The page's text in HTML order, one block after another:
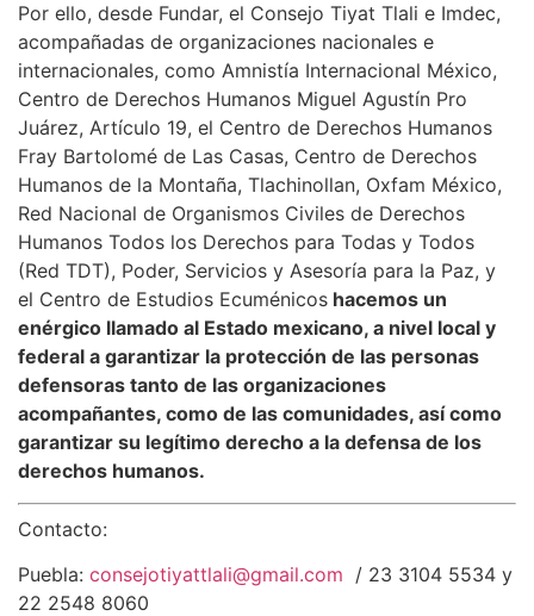
Por ello, desde Fundar, el Consejo Tiyat Tlali e Imdec,
acompañadas de organizaciones nacionales e
internacionales, como Amnistía Internacional México,
Centro de Derechos Humanos Miguel Agustín Pro
Juárez, Artículo 19, el Centro de Derechos Humanos
Fray Bartolomé de Las Casas, Centro de Derechos
Humanos de la Montaña, Tlachinollan, Oxfam México,
Red Nacional de Organismos Civiles de Derechos
Humanos Todos los Derechos para Todas y Todos
(Red TDT), Poder, Servicios y Asesoría para la Paz, y
el Centro de Estudios Ecuménicos hacemos un
enérgico llamado al Estado mexicano, a nivel local y
federal a garantizar la protección de las personas
defensoras tanto de las organizaciones
acompañantes, como de las comunidades, así como
garantizar su legítimo derecho a la defensa de los
derechos humanos.
Contacto:
Puebla: consejotiyattlali@gmail.com / 23 3104 5534 y
22 2548 8060